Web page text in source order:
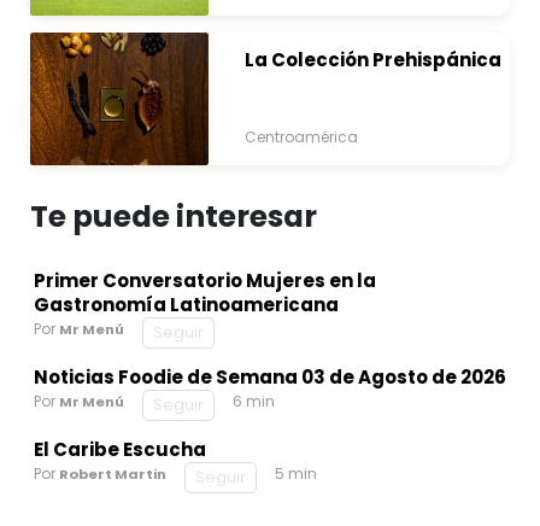
La Colección Prehispánica
Centroamérica
Te puede interesar
Primer Conversatorio Mujeres en la
Gastronomía Latinoamericana
Por Mr Menú Seguir
Noticias Foodie de Semana 03 de Agosto de 2026
Por Mr Menú Seguir 6 min
El Caribe Escucha
Por Robert Martin Seguir 5 min